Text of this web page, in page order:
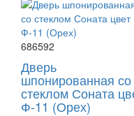
686592
Дверь
шпонированная со
стеклом Соната
Ф-11 (Орех)